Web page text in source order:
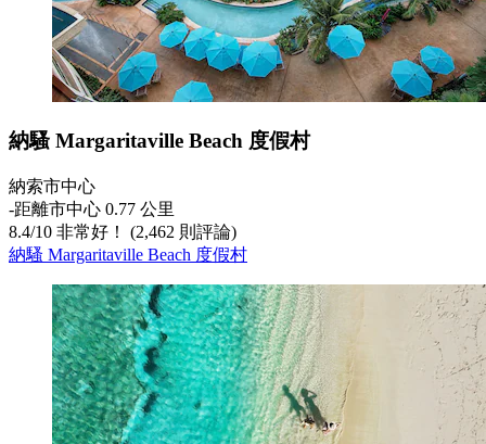
納騷 Margaritaville Beach 度假村
納索市中心
‐距離市中心 0.77 公里
8.4/10 非常好！ (2,462 則評論)
納騷 Margaritaville Beach 度假村